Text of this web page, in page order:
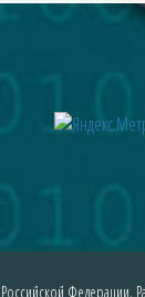
Федерации.